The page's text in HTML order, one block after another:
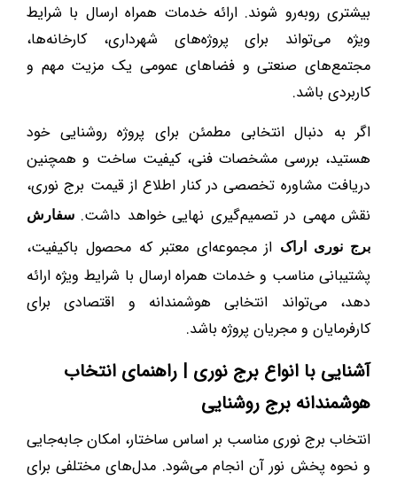
بیشتری روبه‌رو شوند. ارائه خدمات همراه ارسال با شرایط
ویژه می‌تواند برای پروژه‌های شهرداری، کارخانه‌ها،
مجتمع‌های صنعتی و فضاهای عمومی یک مزیت مهم و
کاربردی باشد.
اگر به دنبال انتخابی مطمئن برای پروژه روشنایی خود
هستید، بررسی مشخصات فنی، کیفیت ساخت و همچنین
دریافت مشاوره تخصصی در کنار اطلاع از قیمت برج نوری،
نقش مهمی در تصمیم‌گیری نهایی خواهد داشت. سفارش
برج نوری اراک از مجموعه‌ای معتبر که محصول باکیفیت،
پشتیبانی مناسب و خدمات همراه ارسال با شرایط ویژه ارائه
دهد، می‌تواند انتخابی هوشمندانه و اقتصادی برای
کارفرمایان و مجریان پروژه باشد.
آشنایی با انواع برج نوری | راهنمای انتخاب
هوشمندانه برج روشنایی
انتخاب برج نوری مناسب بر اساس ساختار، امکان جابه‌جایی
و نحوه پخش نور آن انجام می‌شود. مدل‌های مختلفی برای